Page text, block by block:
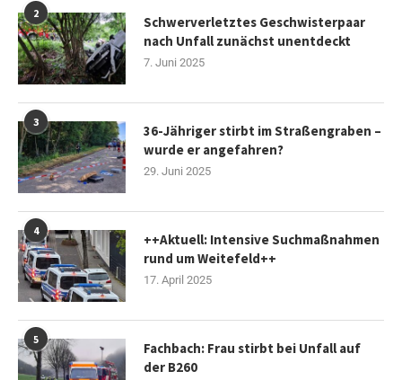
2
Schwerverletztes Geschwisterpaar
nach Unfall zunächst unentdeckt
7. Juni 2025
3
36-Jähriger stirbt im Straßengraben –
wurde er angefahren?
29. Juni 2025
4
++Aktuell: Intensive Suchmaßnahmen
rund um Weitefeld++
17. April 2025
5
Fachbach: Frau stirbt bei Unfall auf
der B260